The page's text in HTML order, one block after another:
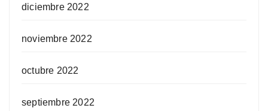
diciembre 2022
noviembre 2022
octubre 2022
septiembre 2022